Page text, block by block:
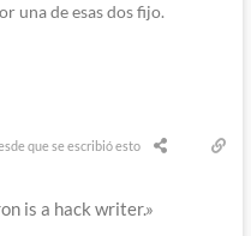
una de esas dos fijo.
que se escribió esto
is a hack writer.»